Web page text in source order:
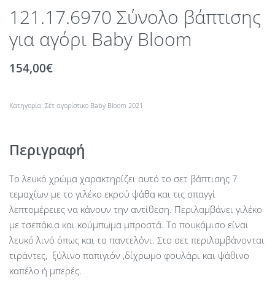
121.17.6970 Σύνολο βάπτισης
για αγόρι Baby Bloom
154,00€
Κατηγορία: Σέτ αγορίστικο Baby Bloom 2021
Περιγραφή
Το λευκό χρώμα χαρακτηρίζει αυτό το σετ βάπτισης 7
τεμαχίων με το γιλέκο εκρού ψάθα και τις σπαγγί
λεπτομέρειες να κάνουν την αντίθεση. Περιλαμβάνει γιλέκο
με τσεπάκια και κούμπωμα μπροστά. Το πουκάμισο είναι
λευκό λινό όπως και το παντελόνι. Στο σετ περιλαμβάνονται
τιράντες, ξύλινο παπιγιόν ,δίχρωμο φουλάρι και ψάθινο
καπέλο ή μπερές.